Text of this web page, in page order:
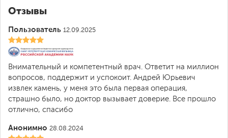
Отзывы
Пользователь 12.09.2025
Внимательный и компетентный врач. Ответит на миллион
вопросов, поддержит и успокоит. Андрей Юрьевич
извлек камень, у меня это была первая операция,
страшно было, но доктор вызывает доверие. Все прошло
отлично, спасибо
Анонимно 28.08.2024